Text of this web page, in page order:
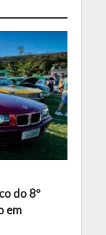
do 8º
em